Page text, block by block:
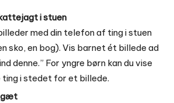
i stuen
med din telefon af ting i stuen
sko, en bog). Vis barnet ét billede ad
denne.” For yngre børn kan du vise
ting i stedet for et billede.
gæt